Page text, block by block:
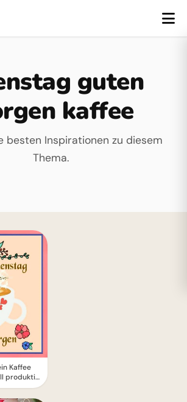
guten
kaffee
besten Inspirationen zu diesem
Thema.
Kaffee
produktiv